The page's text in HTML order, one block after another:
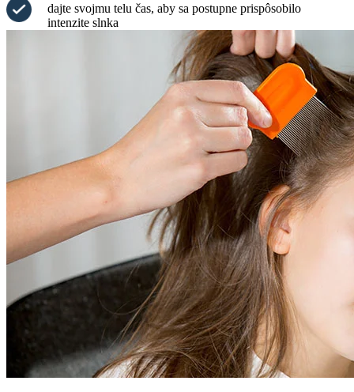
dajte svojmu telu čas, aby sa postupne prispôsobilo
intenzite slnka